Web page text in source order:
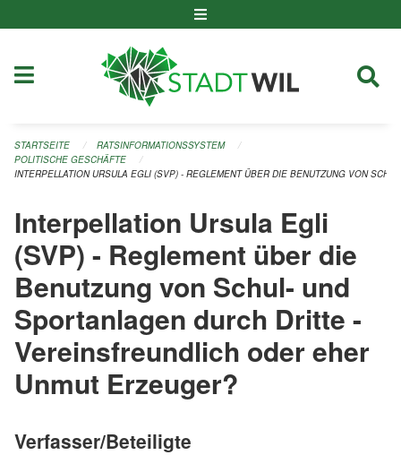
STARTSEITE
RATSINFORMATIONSSYSTEM
POLITISCHE GESCHÄFTE
INTERPELLATION URSULA EGLI (SVP) - REGLEMENT ÜBER DIE BENUTZUNG VON
Interpellation Ursula Egli
(SVP) - Reglement über die
Benutzung von Schul- und
Sportanlagen durch Dritte -
Vereinsfreundlich oder eher
Unmut Erzeuger?
Verfasser/Beteiligte